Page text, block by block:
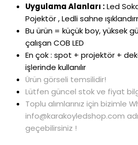
Uygulama Alanları :Led
Pojektör , Ledli sahne
Bu ürün = küçük boy, yüksek
çalışan COB LED
En çok : spot + projektör +
işlerinde kullanılır
Ürün görseli temsilidir!
Lütfen güncel stok ve fiyat
Toplu alımlarınız için bizimle
info@karakoyledshop.com
geçebilirsiniz !